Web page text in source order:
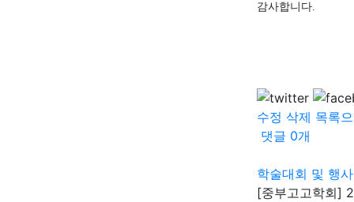
감사합니다.
수정 삭제 목록
댓글 0개
학술대회 및 행사
[중부고고학회]